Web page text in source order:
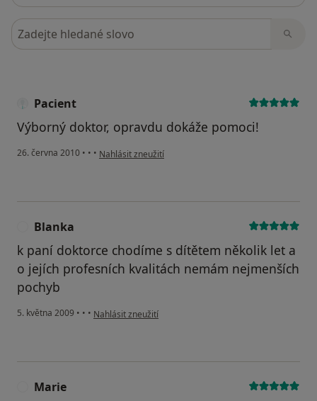
Hledejte v názorech
Pacient
Výborný doktor, opravdu dokáže pomoci!
26. června 2010 • • • podle názoru uživatele Pacient
Nahlásit zneužití
Blanka
k paní doktorce chodíme s dítětem několik let a
o jejích profesních kvalitách nemám nejmenších
pochyb
5. května 2009 • • • podle názoru uživatele Blanka
Nahlásit zneužití
Marie